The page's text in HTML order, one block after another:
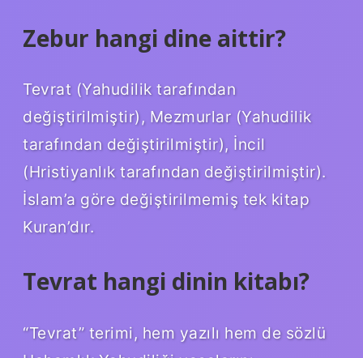
Zebur hangi dine aittir?
Tevrat (Yahudilik tarafından
değiştirilmiştir), Mezmurlar (Yahudilik
tarafından değiştirilmiştir), İncil
(Hristiyanlık tarafından değiştirilmiştir).
İslam’a göre değiştirilmemiş tek kitap
Kuran’dır.
Tevrat hangi dinin kitabı?
“Tevrat” terimi, hem yazılı hem de sözlü